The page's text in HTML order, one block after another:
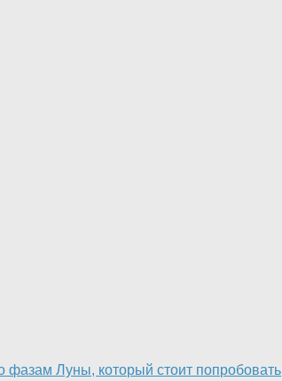
фазам Луны, который стоит попробовать